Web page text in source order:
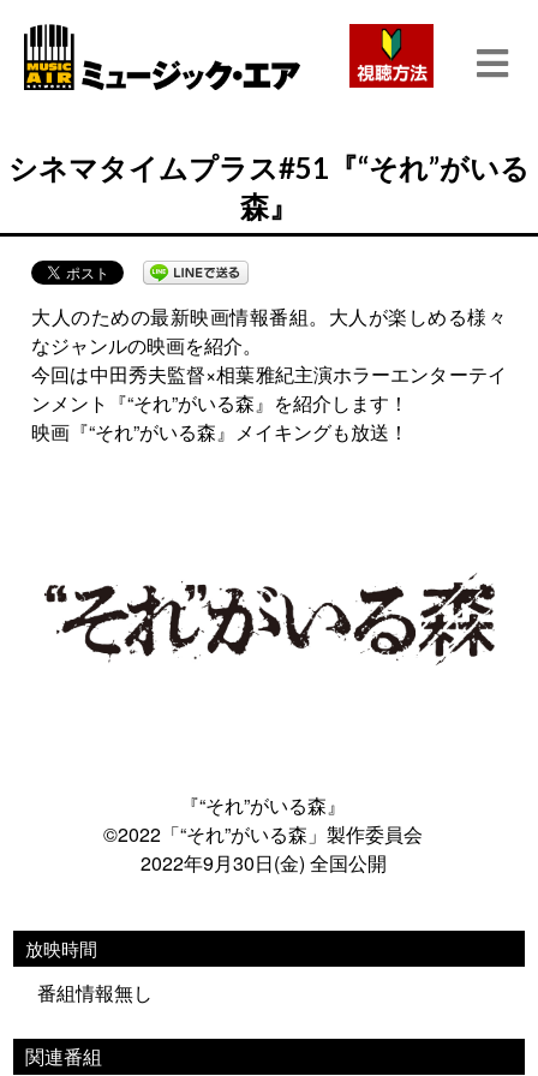
シネマタイムプラス#51『“それ”がいる
森』
大人のための最新映画情報番組。大人が楽しめる様々
なジャンルの映画を紹介。
今回は中田秀夫監督×相葉雅紀主演ホラーエンターテイ
ンメント『“それ”がいる森』を紹介します！
映画『“それ”がいる森』メイキングも放送！
『“それ”がいる森』
©2022「“それ”がいる森」製作委員会
2022年9月30日(金) 全国公開
放映時間
番組情報無し
関連番組